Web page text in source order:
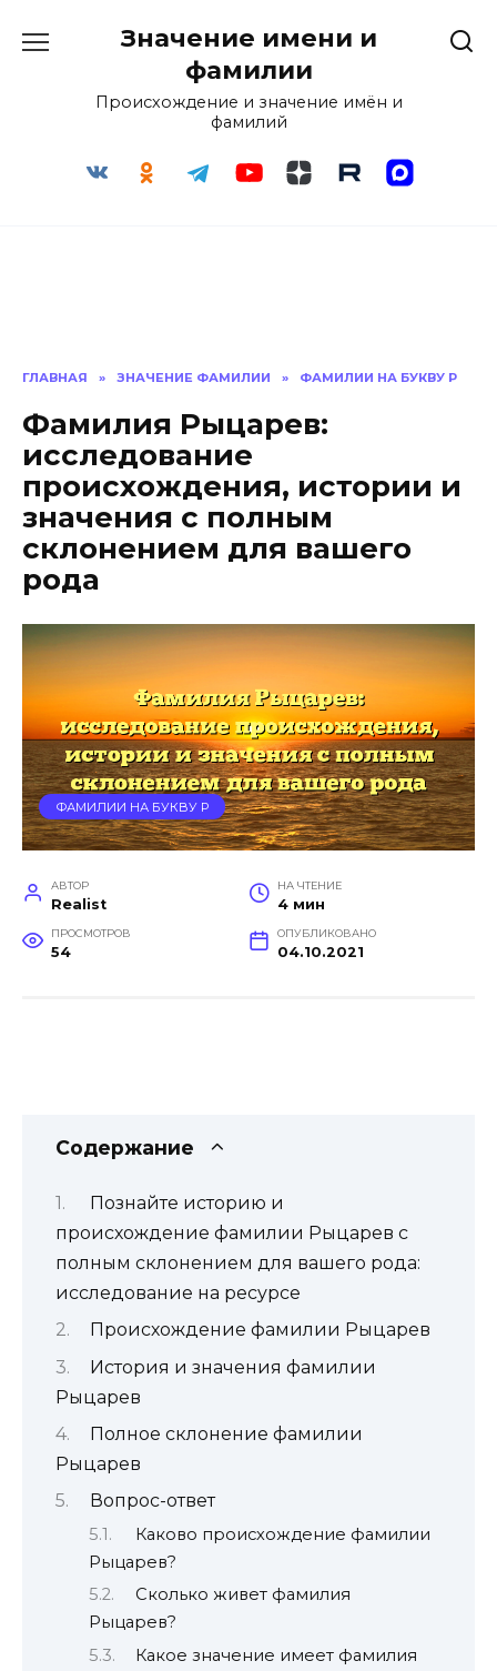
Значение имени и
фамилии
Происхождение и значение имён и
фамилий
ГЛАВНАЯ » ЗНАЧЕНИЕ ФАМИЛИИ » ФАМИЛИИ НА БУКВУ Р
Фамилия Рыцарев:
исследование
происхождения, истории и
значения с полным
склонением для вашего
рода
ФАМИЛИИ НА БУКВУ Р
АВТОР
Realist
НА ЧТЕНИЕ
4 мин
ПРОСМОТРОВ
54
ОПУБЛИКОВАНО
04.10.2021
Содержание
Познайте историю и
происхождение фамилии Рыцарев с
полным склонением для вашего рода:
исследование на ресурсе
Происхождение фамилии Рыцарев
История и значения фамилии
Рыцарев
Полное склонение фамилии
Рыцарев
Вопрос-ответ
Каково происхождение фамилии
Рыцарев?
Сколько живет фамилия
Рыцарев?
Какое значение имеет фамилия